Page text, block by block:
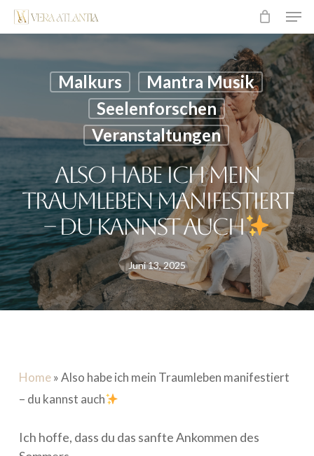
Überspringen
zum
Malkurs
Mantra Musik
Seelenforschen
Veranstaltungen
Also habe ich mein
Traumleben manifestiert
– du kannst auch
Juni 13, 2025
Home»Also habe ich mein Traumleben manifestiert
– du kannst auch
Ich hoffe, dass du das sanfte Ankommen des